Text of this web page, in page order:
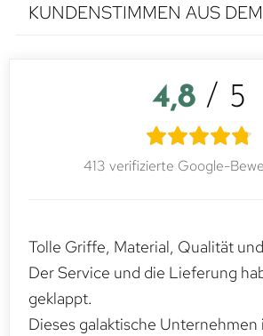
KUNDENSTIMMEN AUS
4,8 / 5
413 verifizierte Google-
Tolle Griffe, Material, Qualität
Der Service und die Lieferung
geklappt.
Dieses galaktische